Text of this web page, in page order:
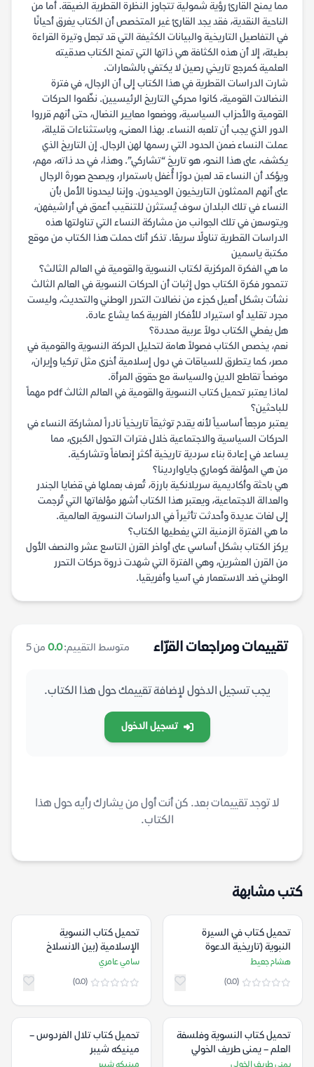
مما يمنح القارئ رؤية شمولية تتجاوز النظرة القطرية الضيقة. أما من
الناحية النقدية، فقد يجد القارئ غير المتخصص أن الكتاب يغرق أحيانًا
في التفاصيل التاريخية والبيانات الكثيفة التي قد تجعل وتيرة القراءة
بطيئة، إلا أن هذه الكثافة هي ذاتها التي تمنح الكتاب صدقيته
العلمية كمرجع تاريخي رصين لا يكتفي بالشعارات.
شارت الدراسات القطرية في هذا الكتاب إلى أن الرجال، في فترة
النضالات القومية، كانوا محركي التاريخ الرئيسيين. نظّموا الحركات
القومية والأحزاب السياسية، ووضعوا معايير النضال، حتى أنهم قرروا
الدور الذي يجب أن تلعبه النساء. بهذا المعنى، وباستثناءات قليلة،
عملت النساء ضمن الحدود التي رسمها لهن الرجال. إن التاريخ الذي
يكشف، على هذا النحو، هو تاريخ “تشاركي”. وهذا، في حد ذاته، مهم،
ويؤكد أن النساء قد لعبن دورًا أُغفل باستمرار، ويصحح صورةَ الرجال
على أنهم الممثلون التاريخيون الوحيدون. وإننا ليحدونا الأمل بأن
النساء في تلك البلدان سوف يُستثرن للتنقيب أعمق في أراشيفهن،
ويتوسعن في تلك الجوانب من مشاركة النساء التي تناولتها هذه
الدراسات القطرية تناولًا سريعًا. تذكر أنك حملت هذا الكتاب من موقع
مكتبة ياسمين
ما هي الفكرة المركزية لكتاب النسوية والقومية في العالم الثالث؟
تتمحور فكرة الكتاب حول إثبات أن الحركات النسوية في العالم الثالث
نشأت بشكل أصيل كجزء من نضالات التحرر الوطني والتحديث، وليست
مجرد تقليد أو استيراد للأفكار الغربية كما يشاع عادة.
هل يغطي الكتاب دولاً عربية محددة؟
نعم، يخصص الكتاب فصولاً هامة لتحليل الحركة النسوية والقومية في
مصر، كما يتطرق للسياقات في دول إسلامية أخرى مثل تركيا وإيران،
موضحاً تقاطع الدين والسياسة مع حقوق المرأة.
لماذا يعتبر تحميل كتاب النسوية والقومية في العالم الثالث pdf مهماً
للباحثين؟
يعتبر مرجعاً أساسياً لأنه يقدم توثيقاً تاريخياً نادراً لمشاركة النساء في
الحركات السياسية والاجتماعية خلال فترات التحول الكبرى، مما
يساعد في إعادة بناء سردية تاريخية أكثر إنصافاً وتشاركية.
من هي المؤلفة كوماري جاياواردينا؟
هي باحثة وأكاديمية سريلانكية بارزة، تُعرف بعملها في قضايا الجندر
والعدالة الاجتماعية، ويعتبر هذا الكتاب أشهر مؤلفاتها التي تُرجمت
إلى لغات عديدة وأحدثت تأثيراً في الدراسات النسوية العالمية.
ما هي الفترة الزمنية التي يغطيها الكتاب؟
يركز الكتاب بشكل أساسي على أواخر القرن التاسع عشر والنصف الأول
من القرن العشرين، وهي الفترة التي شهدت ذروة حركات التحرر
الوطني ضد الاستعمار في آسيا وأفريقيا.
تقييمات ومراجعات القرّاء متوسط التقييم:0.0 من 5
يجب تسجيل الدخول لإضافة تقييمك حول هذا الكتاب.
تسجيل الدخول
لا توجد تقييمات بعد. كن أنت أول من يشارك رأيه حول هذا
الكتاب.
كتب مشابهة
تحميل كتاب في السيرة
النبوية (تاريخية الدعوة
المحمدية في مكة) – هشام
هشام جعيط
(0.0)
تحميل كتاب النسوية
الإسلامية (بين الانسلاخ
والتلفيق) – سامي عامري
سامي عامري
(0.0)
تحميل كتاب النسوية وفلسفة
العلم – يمنى طريف الخولي
تحميل كتاب تلال الفردوس –
مينيكه شيبر